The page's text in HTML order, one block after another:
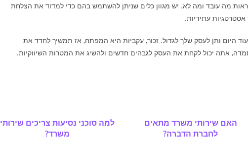
מה עובד ומה לא. יש מגוון כלים שניתן להשתמש בהם כדי למדוד את הצלחת
עתידיות.
היום ותן לעסק שלך לגדול. זכור, עקביות היא המפתח, אז תמשיך לחדד את
אתה יכול לקחת את העסק לגבהים חדשים ולהשיג את המטרות השיווקיות.
למה סוכני נסיעות צריכים שירותי
משרד?
האם שירותי משרד מתאים
לחברת הדברה?